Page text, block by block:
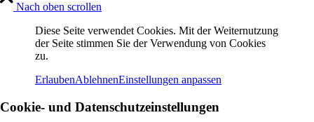
Nach oben scrollen
Diese Seite verwendet Cookies. Mit der Weiternutzung
der Seite stimmen Sie der Verwendung von Cookies
zu.
ErlaubenAblehnenEinstellungen anpassen
Cookie- und Datenschutzeinstellungen